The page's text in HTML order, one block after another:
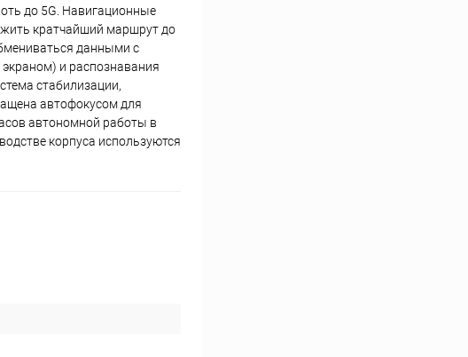
до 5G. Навигационные
кратчайший маршрут до
данными с
и распознавания
стабилизации,
автофокусом для
автономной работы в
корпуса используются